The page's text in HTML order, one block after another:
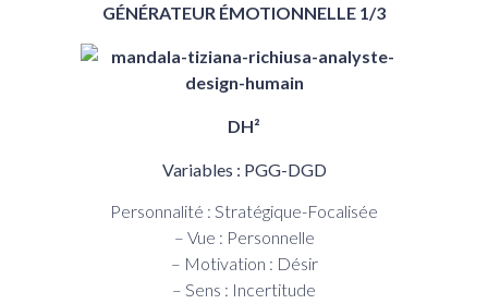
GÉNÉRATEUR ÉMOTIONNELLE 1/3
DH²
Variables : PGG-DGD
Personnalité : Stratégique-Focalisée
– Vue : Personnelle
– Motivation : Désir
– Sens : Incertitude